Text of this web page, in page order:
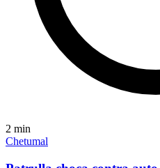
2 min
Chetumal